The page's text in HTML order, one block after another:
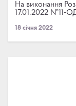
На виконання
17.01.2022 №11-
18 січня 2022